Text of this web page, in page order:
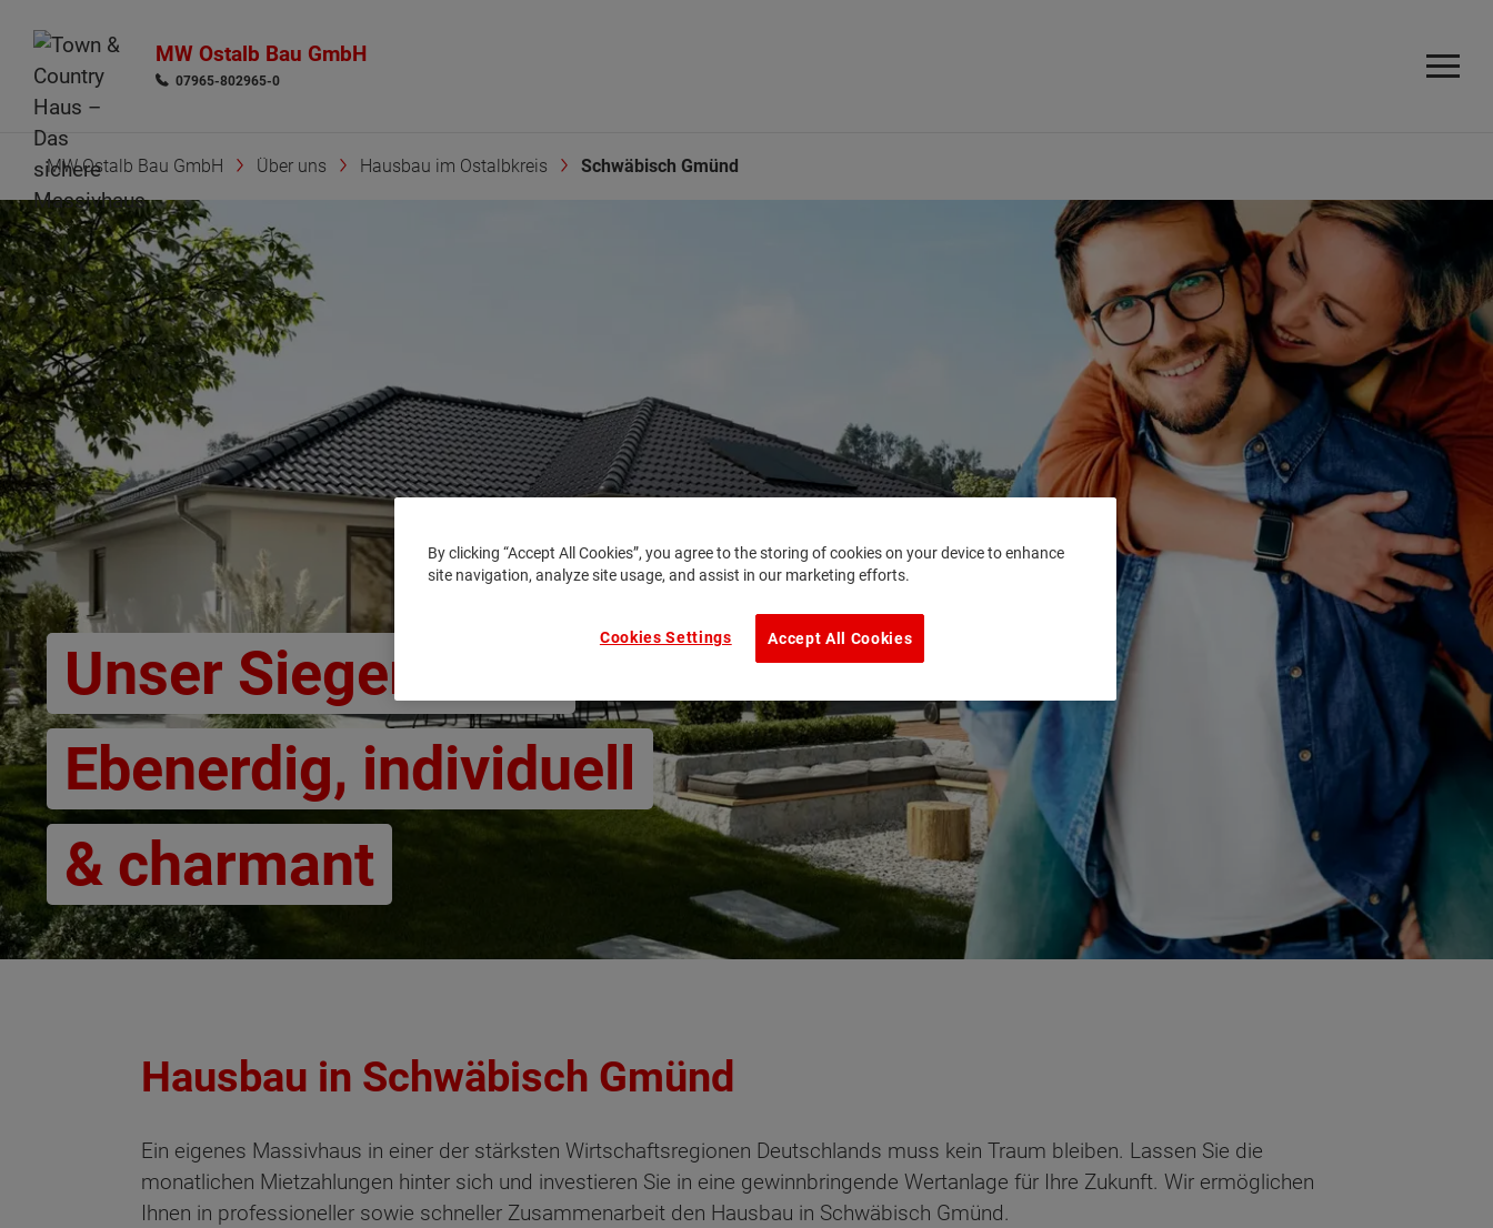
MW Ostalb Bau GmbH
07965-802965-0
MW Ostalb Bau GmbH Über uns Hausbau im Ostalbkreis Schwäbisch Gmünd
Unser Siegerhaus:
Ebenerdig, individuell
& charmant
Hausbau in Schwäbisch Gmünd
Ein eigenes Massivhaus in einer der stärksten Wirtschaftsregionen Deutschlands muss kein Traum bleiben. Lassen Sie die
monatlichen Mietzahlungen hinter sich und investieren Sie in eine gewinnbringende Wertanlage für Ihre Zukunft. Wir ermöglichen
Ihnen in professioneller sowie schneller Zusammenarbeit den Hausbau in Schwäbisch Gmünd.
By clicking “Accept All Cookies”, you agree to the storing of cookies on your device to enhance
site navigation, analyze site usage, and assist in our marketing efforts.
Accept All Cookies
Cookies Settings